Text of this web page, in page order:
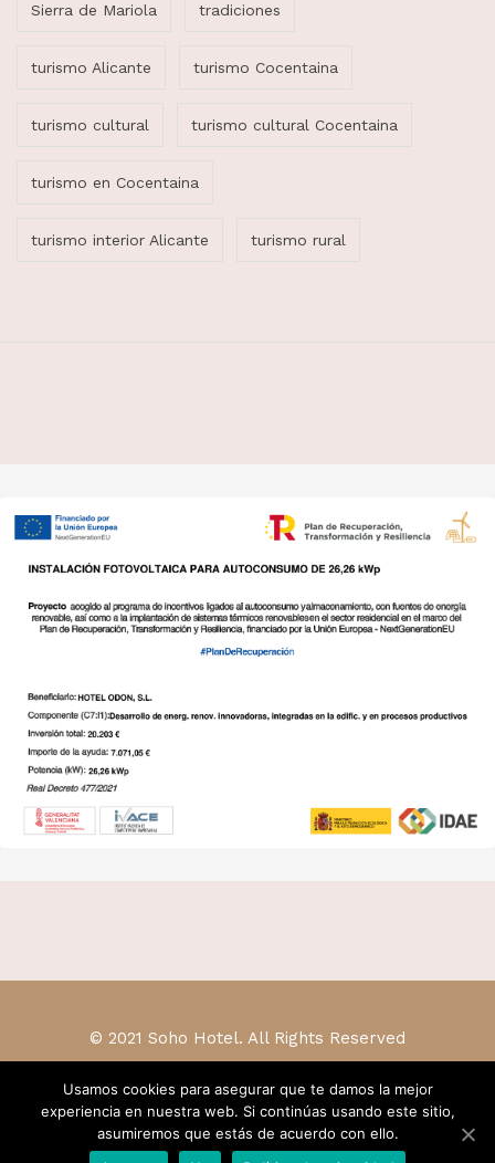
Sierra de Mariola tradiciones
turismo Alicante turismo Cocentaina
turismo cultural turismo cultural Cocentaina
turismo en Cocentaina
turismo interior Alicante turismo rural
© 2021 Soho Hotel. All Rights Reserved
Usamos cookies para asegurar que te damos la mejor
experiencia en nuestra web. Si continúas usando este sitio,
asumiremos que estás de acuerdo con ello.